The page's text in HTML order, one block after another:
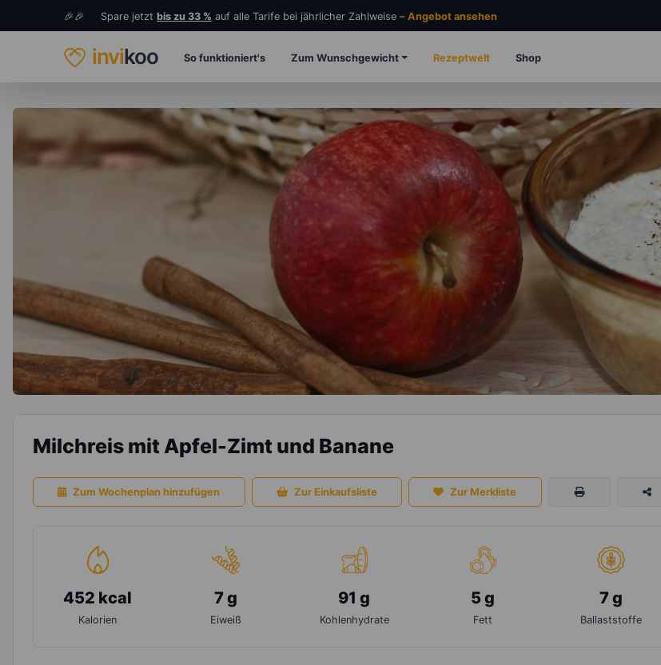
🎉🎉 Spare jetzt bis zu 33 % auf alle Tarife bei jährlicher Zahlweise – Angebot ansehen
invikoo So funktioniert's Zum Wunschgewicht Rezeptwelt Shop
Milchreis mit Apfel-Zimt und Banane
Zum Wochenplan hinzufügen Zur Einkaufsliste Zur Merkliste
452 kcal
Kalorien
7 g
Eiweiß
91 g
Kohlenhydrate
5 g
Fett
7 g
Ballaststoffe